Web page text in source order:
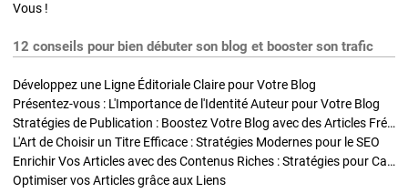
Vous !
12 conseils pour bien débuter son blog et booster son trafic
Développez une Ligne Éditoriale Claire pour Votre Blog
Présentez-vous : L'Importance de l'Identité Auteur pour Votre Blog
Stratégies de Publication : Boostez Votre Blog avec des Articles Fréquents et Exclusifs
L'Art de Choisir un Titre Efficace : Stratégies Modernes pour le SEO
Enrichir Vos Articles avec des Contenus Riches : Stratégies pour Captiver et Optimiser
Optimiser vos Articles grâce aux Liens